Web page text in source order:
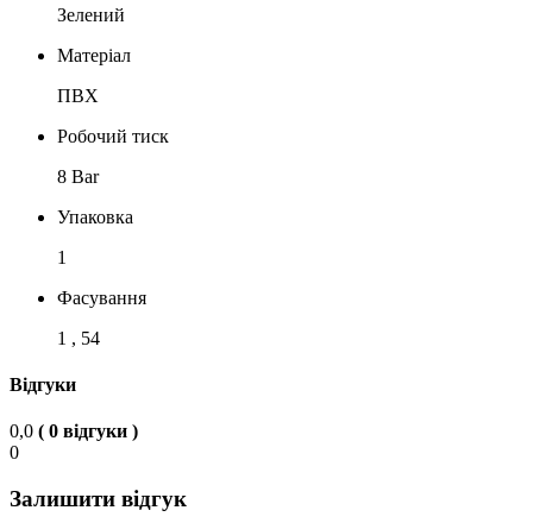
Зелений
Матеріал
ПВХ
Робочий тиск
8 Bar
Упаковка
1
Фасування
1 , 54
Відгуки
0,0 ( 0 відгуки )
0
Залишити відгук